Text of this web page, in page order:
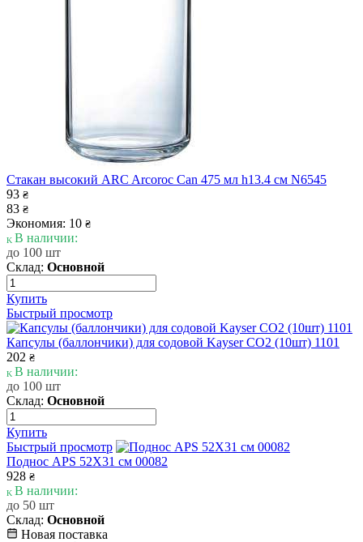
Стакан высокий ARC Arcoroc Can 475 мл h13.4 см N6545
93 ₴
83 ₴
Экономия: 10 ₴
В наличии:
до 100 шт
Склад: Основной
Купить
Быстрый просмотр
Капсулы (баллончики) для содовой Kayser CO2 (10шт) 1101
202 ₴
В наличии:
до 100 шт
Склад: Основной
Купить
Быстрый просмотр
Поднос APS 52Х31 см 00082
928 ₴
В наличии:
до 50 шт
Склад: Основной
Новая поставка